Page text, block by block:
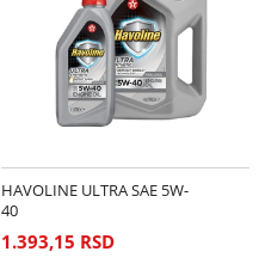
HAVOLINE ULTRA SAE 5W-
40
1.393,15 RSD